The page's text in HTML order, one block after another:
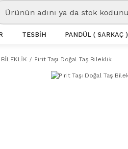
TESBİH PANDÜL ( SARKAÇ )
BİLEKLİK Pirit Taşı Doğal Taş Bileklik